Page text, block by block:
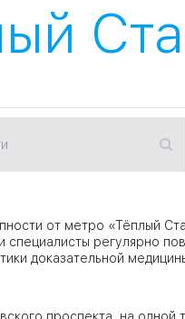
от метро «Тёплый
регулярно
доказательной